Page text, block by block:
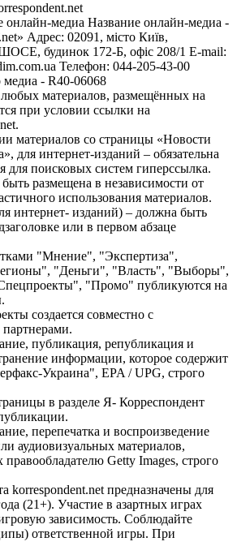
онлайн-медиа Название онлайн-медиа -
Адрес: 02091, місто Київ,
будинок 172-Б, офіс 208/1 E-mail:
Телефон: 044-205-43-00
- R40-06068
материалов, размещённых на
при условии ссылки на
материалов со страницы «Новости
для интернет-изданий – обязательна
для поисковых систем гиперссылка.
размещена в независимости от
использования материалов.
интернет- изданий) – должна быть
или в первом абзаце
"Мнение", "Экспертиза",
"Деньги", "Власть", "Выборы",
"Промо" публикуются на
создается совместно с
публикация, републикация и
информации, которое содержит
Украина", EPA / UPG, строго
в разделе Я- Корреспондент
перепечатка и воспроизведение
аудиовизуальных материалов,
Getty Images, строго
korrespondent.net предназначены для
(21+). Участие в азартных играх
зависимость. Соблюдайте
ответственной игры. При